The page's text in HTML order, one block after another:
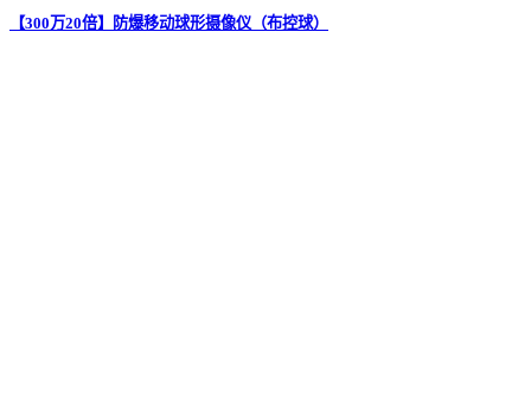
【300万20倍】防爆移动球形摄像仪（布控球）